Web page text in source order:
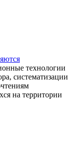
технологии
систематизации
на территории